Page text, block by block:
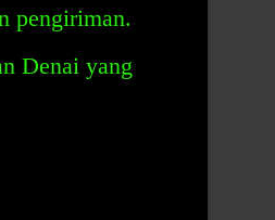
pengiriman.
Denai yang